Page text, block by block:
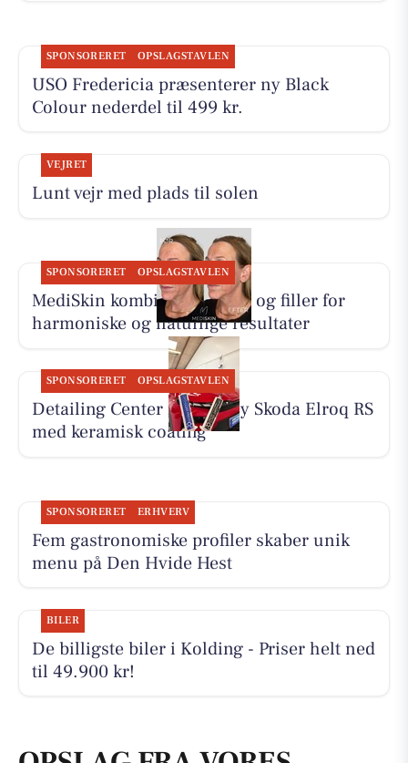
SPONSORERET OPSLAGSTAVLEN
USO Fredericia præsenterer ny Black
Colour nederdel til 499 kr.
VEJRET
Lunt vejr med plads til solen
SPONSORERET OPSLAGSTAVLEN
MediSkin kombinerer botox og filler for
harmoniske og naturlige resultater
SPONSORERET OPSLAGSTAVLEN
Detailing Center klargør ny Skoda Elroq RS
med keramisk coating
SPONSORERET ERHVERV
Fem gastronomiske profiler skaber unik
menu på Den Hvide Hest
BILER
De billigste biler i Kolding - Priser helt ned
til 49.900 kr!